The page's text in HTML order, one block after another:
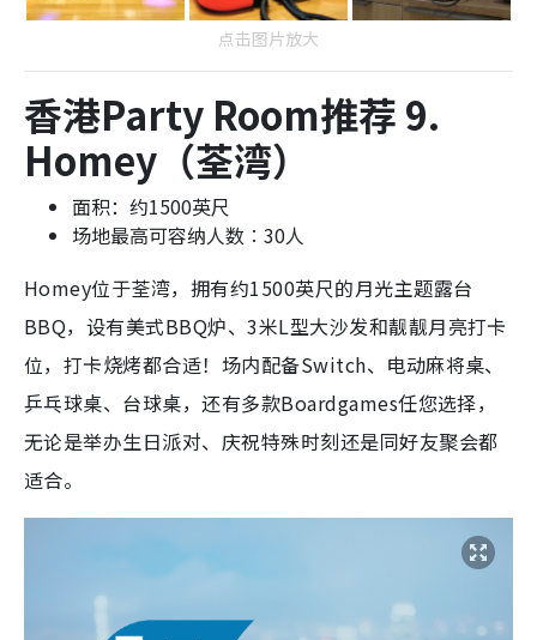
点击图片放大
香港Party Room推荐 9.
Homey（荃湾）
面积：约1500英尺
场地最高可容纳人数︰30人
Homey位于荃湾，拥有约1500英尺的月光主题露台
BBQ，设有美式BBQ炉、3米L型大沙发和靓靓月亮打卡
位，打卡烧烤都合适！ 场内配备Switch、电动麻将桌、
乒乓球桌、台球桌，还有多款Boardgames任您选择，
无论是举办生日派对、庆祝特殊时刻还是同好友聚会都
适合。